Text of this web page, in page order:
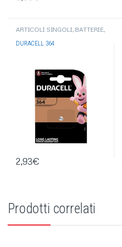
ARTICOLI SINGOLI BATTERIE
ACUSTICHE,
DURACELL
DURACELL 364
2,93€
Prodotti correlati